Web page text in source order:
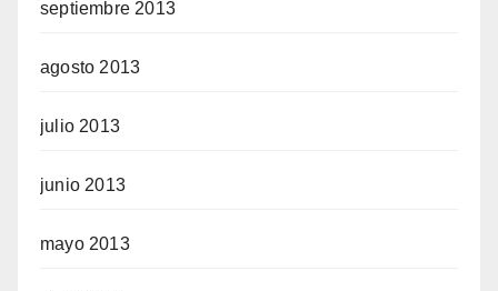
septiembre 2013
agosto 2013
julio 2013
junio 2013
mayo 2013